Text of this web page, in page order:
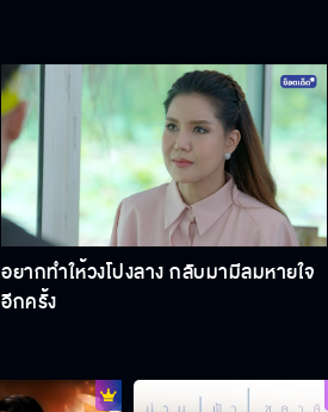
อย่าให้ความโกรธมาบังตาเรา
พอสักทีเถอะ
อยากทำให้วงโปงลาง กลับมามีลมหายใจ
อีกครั้ง